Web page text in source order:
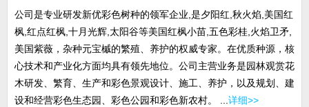
公司是专业研发新优彩色树种的领军企业,是夕阳红,秋火焰,美国红
枫,红点红枫,十月光辉,太阳谷等美国红枫小苗,五色彩桂,火焰卫矛,
美国紫薇，杂种元宝槭的繁殖、养护的权威专家。在优质种源，核
心技术和产业化方面均具有领先地位。公司主营业务是园林观赏花
木研发、繁育、生产和彩色景观设计、施工、养护，以及规划、建
设和经营彩色生态园、彩色公园和彩色新农村。 ...详细>>